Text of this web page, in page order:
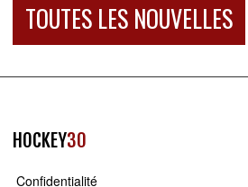
TOUTES LES NOUVELLES
HOCKEY30
Confidentialité